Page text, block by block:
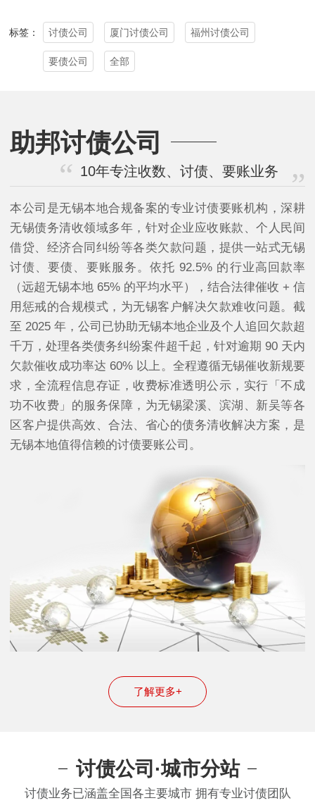
标签： 讨债公司 厦门讨债公司 福州讨债公司
要债公司 全部
助邦讨债公司
10年专注收数、讨债、要账业务
本公司是无锡本地合规备案的专业讨债要账机构，深耕
无锡债务清收领域多年，针对企业应收账款、个人民间
借贷、经济合同纠纷等各类欠款问题，提供一站式无锡
讨债、要债、要账服务。依托 92.5% 的行业高回款率
（远超无锡本地 65% 的平均水平），结合法律催收 + 信
用惩戒的合规模式，为无锡客户解决欠款难收问题。截
至 2025 年，公司已协助无锡本地企业及个人追回欠款超
千万，处理各类债务纠纷案件超千起，针对逾期 90 天内
欠款催收成功率达 60% 以上。全程遵循无锡催收新规要
求，全流程信息存证，收费标准透明公示，实行「不成
功不收费」的服务保障，为无锡梁溪、滨湖、新吴等各
区客户提供高效、合法、省心的债务清收解决方案，是
无锡本地值得信赖的讨债要账公司。
了解更多+
讨债公司·城市分站
讨债业务已涵盖全国各主要城市 拥有专业讨债团队